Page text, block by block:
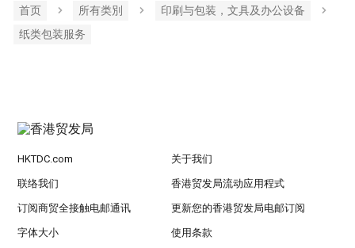
首页 所有类別
印刷与包装，文具及办公设备
纸类包装服务
HKTDC.com 关于我们
联络我们 香港贸发局流动应用程式
订阅商贸全接触电邮通讯 更新您的香港贸发局电邮订阅
字体大小 使用条款